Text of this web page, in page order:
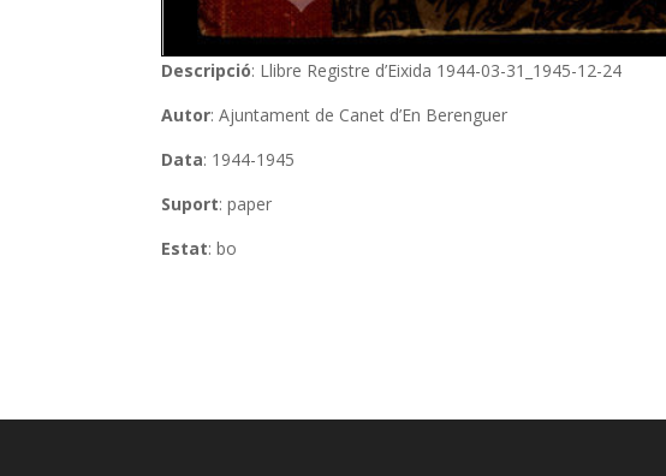
Descripció: Llibre Registre d’Eixida 1944-03-31_1945-12-24
Autor: Ajuntament de Canet d’En Berenguer
Data: 1944-1945
Suport: paper
Estat: bo